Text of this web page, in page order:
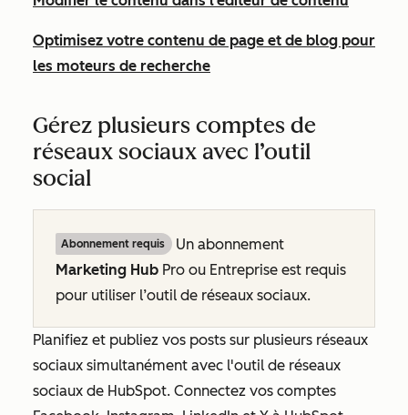
Optimisez votre contenu de page et de blog pour
les moteurs de recherche
Gérez plusieurs comptes de
réseaux sociaux avec l’outil
social
Abonnement requis
Un abonnement
Marketing Hub Pro ou Entreprise est requis
pour utiliser l’outil de réseaux sociaux.
Planifiez et publiez vos posts sur plusieurs réseaux
sociaux simultanément avec l'outil de réseaux
sociaux de HubSpot. Connectez vos comptes